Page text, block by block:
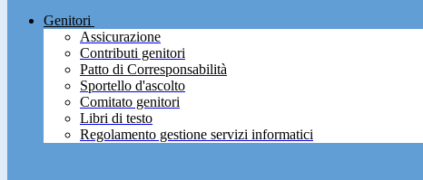
Genitori
Assicurazione
Contributi genitori
Patto di Corresponsabilità
Sportello d'ascolto
Comitato genitori
Libri di testo
Regolamento gestione servizi informatici